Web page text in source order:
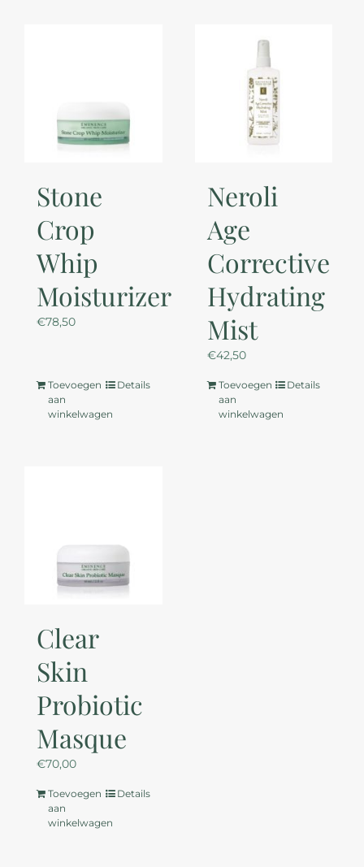
Stone
Crop
Whip
Moisturizer
€78,50
Toevoegen
aan
winkelwagen
Details
Neroli
Age
Corrective
Hydrating
Mist
€42,50
Toevoegen
aan
winkelwagen
Details
Clear
Skin
Probiotic
Masque
€70,00
Toevoegen
aan
winkelwagen
Details